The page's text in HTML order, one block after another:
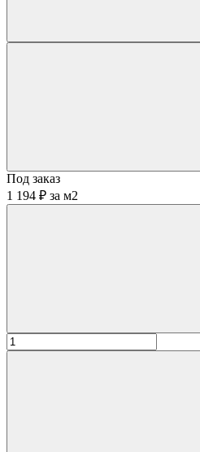
Под заказ
1 194 ₽ за м2